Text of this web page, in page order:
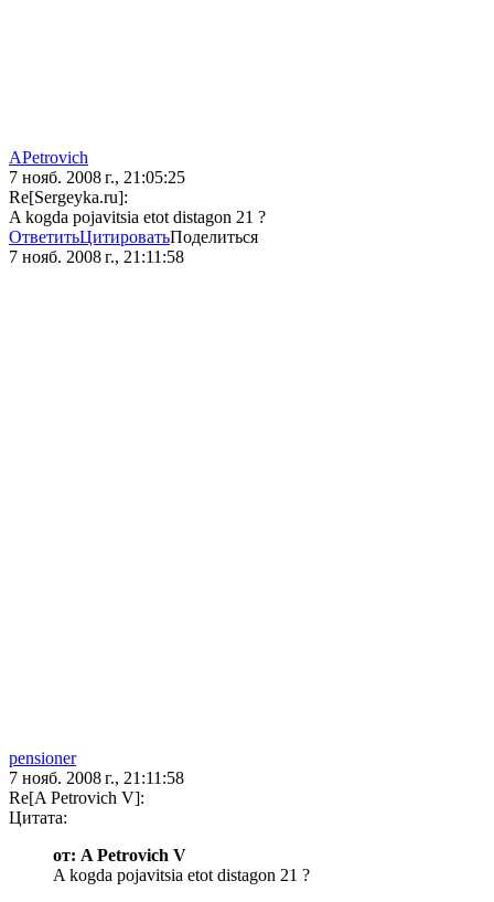
APetrovich
7 нояб. 2008 г., 21:05:25
Re[Sergeyka.ru]:
A kogda pojavitsia etot distagon 21 ?
ОтветитьЦитироватьПоделиться
7 нояб. 2008 г., 21:11:58
pensioner
7 нояб. 2008 г., 21:11:58
Re[A Petrovich V]:
Цитата:
от: A Petrovich V
A kogda pojavitsia etot distagon 21 ?